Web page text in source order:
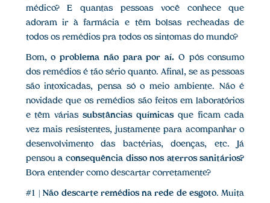
médico? E quantas pessoas você conhece que
adoram ir à farmácia e têm bolsas recheadas de
todos os remédios pra todos os sintomas do mundo?
Bom,o problema não para por aí. O pós consumo
dos remédios é tão sério quanto. Afinal, se as pessoas
são intoxicadas, pensa só o meio ambiente. Não é
novidade que os remédios são feitos em laboratórios
e têm váriassubstâncias químicasque ficam cada
vez mais resistentes, justamente para acompanhar o
desenvolvimento das bactérias, doenças, etc. Já
pensoua consequência disso nos aterros sanitários?
Bora entender como descartar corretamente?
#1 |Não descarte remédios na rede de esgoto. Muita